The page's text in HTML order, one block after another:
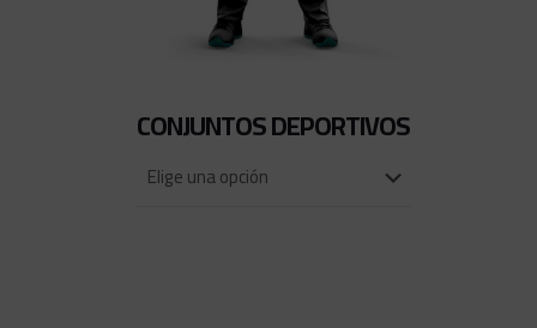
CONJUNTOS DEPORTIVOS